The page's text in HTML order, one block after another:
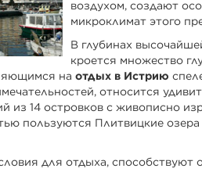
воздухом, создают
микроклимат этого
В глубинах
кроется множество
на отдых в Истрию
относится
из 14 островков с живописно
пользуются Плитвицкие озера
для отдыха, способствуют